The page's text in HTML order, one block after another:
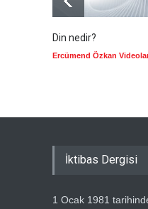
Din nedir?
Ercümend Özkan
İktibas Dergisi
1 Ocak 1981